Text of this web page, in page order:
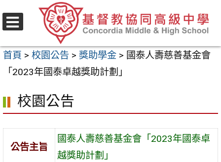
至
要
區
首頁 > 校園公告 > 獎助學金 > 國泰人壽慈善基金會
「2023年國泰卓越獎助計劃」
校園公告
公告主旨
國泰人壽慈善基金會「2023年國泰卓
越獎助計劃」
選
單